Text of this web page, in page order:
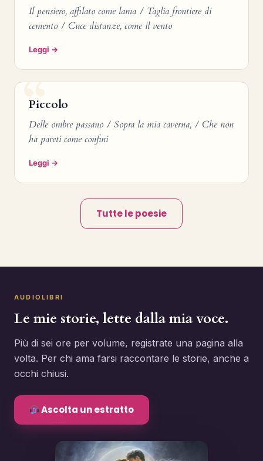
Il pensiero, affilato come lama / Taglia frontiere di
cemento / Cuce distanze, come il vento
Leggi →
Piccolo
Delle ombre passano / Sopra la mia caverna, / Che non
ha pareti come confini
Leggi →
Tutte le poesie
AUDIOLIBRI
Le mie storie, lette dalla mia voce.
Più di sei ore per volume, registrate una pagina alla
volta. Per chi ama farsi raccontare le storie, anche a
occhi chiusi.
Ascolta un estratto